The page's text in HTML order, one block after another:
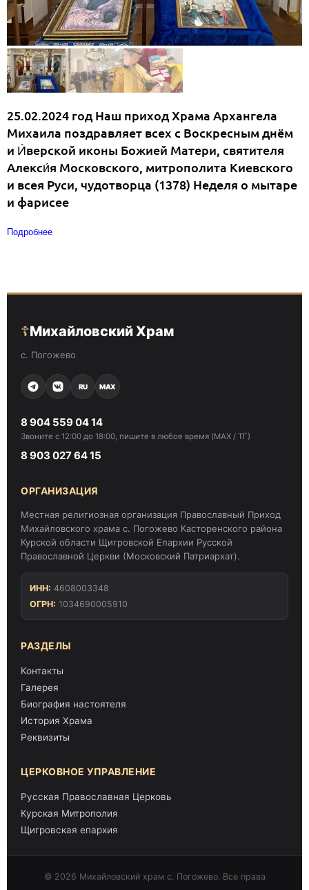
25.02.2024 год Наш приход Храма Архангела
Михаила поздравляет всех с Воскресным днём
и И́верской иконы Божией Матери, святителя
Алекси́я Московского, митрополита Киевского
и всея Руси, чудотворца (1378) Неделя о мытаре
и фарисее
Подробнее
☦Михайловский Храм
с. Погожево
RU MAX
8 904 559 04 14
Звоните с 12:00 до 18:00, пишите в любое время (MAX / ТГ)
8 903 027 64 15
ОРГАНИЗАЦИЯ
Местная религиозная организация Православный Приход
Михайловского храма с. Погожево Касторенского района
Курской области Щигровской Епархии Русской
Православной Церкви (Московский Патриархат).
ИНН: 4608003348
ОГРН: 1034690005910
РАЗДЕЛЫ
Контакты
Галерея
Биография настоятеля
История Храма
Реквизиты
ЦЕРКОВНОЕ УПРАВЛЕНИЕ
Русская Православная Церковь
Курская Митрополия
Щигровская епархия
© 2026 Михайловский храм с. Погожево. Все права